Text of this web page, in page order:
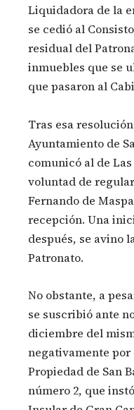
Liquidadora de la
se cedió al
residual del
inmuebles que se
que pasaron al
Tras esa
Ayuntamiento de
comunicó al de
voluntad de
Fernando de
recepción. Una
después, se avino
Patronato.
No obstante, a
se suscribió ante
diciembre del
negativamente
Propiedad de San
número 2, que